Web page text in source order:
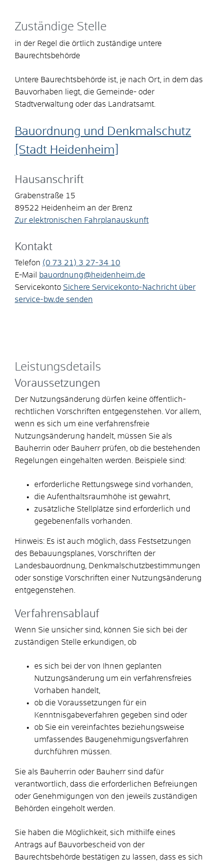
Zuständige Stelle
in der Regel die örtlich zuständige untere
Baurechtsbehörde
Untere Baurechtsbehörde ist, je nach Ort, in dem das
Bauvorhaben liegt, die Gemeinde- oder
Stadtverwaltung oder das Landratsamt.
Bauordnung und Denkmalschutz
[Stadt Heidenheim]
Hausanschrift
Grabenstraße 15
89522 Heidenheim an der Brenz
Zur elektronischen Fahrplanauskunft
Kontakt
Telefon (0 73 21) 3 27-34 10
E-Mail
bauordnung@heidenheim.de
Servicekonto Sichere Servicekonto-Nachricht über
service-bw.de senden
Leistungsdetails
Voraussetzungen
Der Nutzungsänderung dürfen keine öffentlich-
rechtlichen Vorschriften entgegenstehen. Vor allem,
wenn es sich um eine verfahrensfreie
Nutzungsänderung handelt, müssen Sie als
Bauherrin oder Bauherr prüfen, ob die bestehenden
Regelungen eingehalten werden. Beispiele sind:
erforderliche Rettungswege sind vorhanden,
die Aufenthaltsraumhöhe ist gewahrt,
zusätzliche Stellplätze sind erforderlich und
gegebenenfalls vorhanden.
Hinweis: Es ist auch möglich, dass Festsetzungen
des Bebauungsplanes, Vorschriften der
Landesbauordnung, Denkmalschutzbestimmungen
oder sonstige Vorschriften einer Nutzungsänderung
entgegenstehen.
Verfahrensablauf
Wenn Sie unsicher sind, können Sie sich bei der
zuständigen Stelle erkundigen, ob
es sich bei der von Ihnen geplanten
Nutzungsänderung um ein verfahrensfreies
Vorhaben handelt,
ob die Voraussetzungen für ein
Kenntnisgabeverfahren gegeben sind oder
ob Sie ein vereinfachtes beziehungsweise
umfassendes Baugenehmigungsverfahren
durchführen müssen.
Sie als Bauherrin oder Bauherr sind dafür
verantwortlich, dass die erforderlichen Befreiungen
oder Genehmigungen von den jeweils zuständigen
Behörden eingeholt werden.
Sie haben die Möglichkeit, sich mithilfe eines
Antrags auf Bauvorbescheid von der
Baurechtsbehörde bestätigen zu lassen, dass es sich